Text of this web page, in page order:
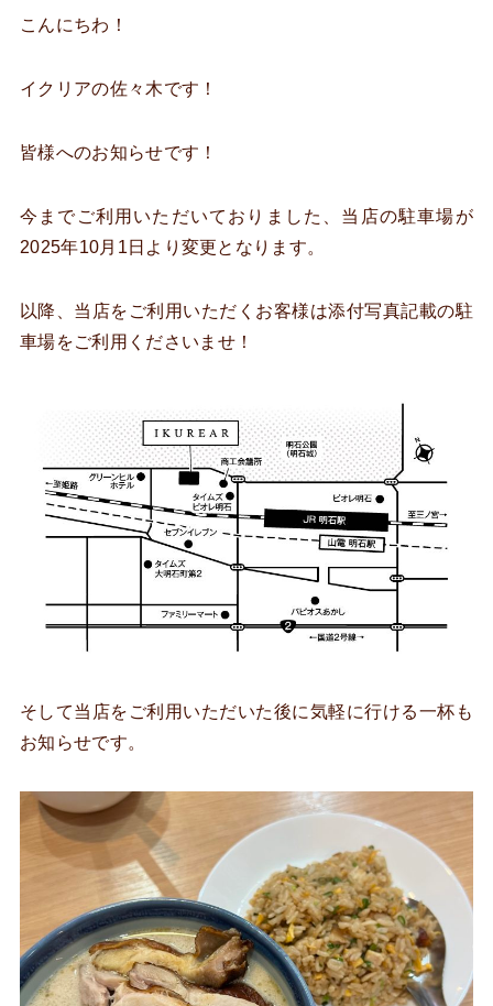
こんにちわ！
イクリアの佐々木です！
皆様へのお知らせです！
今までご利用いただいておりました、当店の駐車場が
2025年10月1日より変更となります。
以降、当店をご利用いただくお客様は添付写真記載の駐
車場をご利用くださいませ！
そして当店をご利用いただいた後に気軽に行ける一杯も
お知らせです。